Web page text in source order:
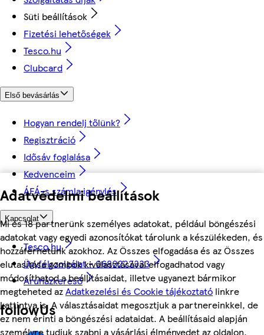
Adatvédelmi beállítások
Mi és 18 partnerünk személyes adatokat, például böngészési
adatokat vagy egyedi azonosítókat tárolunk a készülékeden, és
hozzáférhetünk azokhoz. Az Összes elfogadása és az Összes
elutasítása gombok kiválasztásával elfogadhatod vagy
módosíthatod a beállításaidat, illetve ugyanezt bármikor
megteheted azAdatkezelési és Cookie tájékoztató linkre
kattintva is. A választásaidat megosztjuk a partnereinkkel, de
ez nem érinti a böngészési adataidat. A beállításaid alapján
személyre tudjuk szabni a vásárlási élményedet az oldalon.
Süti beállítások
Fizetési lehetőségek
Tesco.hu
Clubcard
Első bevásárlás
Hogyan rendelj tőlünk?
Regisztráció
Idősáv foglalása
Kedvenceim
ÁFÁ-s számla igénylés
Kapcsolat
Tesco.hu
Ügyfélszolgálat - 0680222333
Áruházkereső
followUs